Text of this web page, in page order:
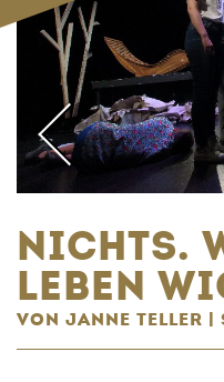
NICHTS.
LEBEN
VON JANNE TELLER |